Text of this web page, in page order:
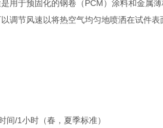
于预固化的钢卷（PCM）涂料和金属薄
节风速以将热空气均匀地喷洒在试件表
/1小时（春，夏季标准）